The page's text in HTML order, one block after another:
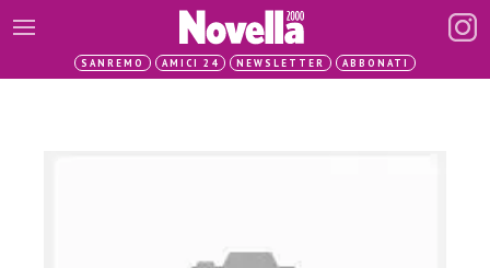
SANREMO AMICI 24 NEWSLETTER ABBONATI